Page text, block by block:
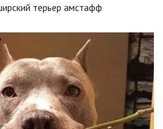
терьер амстафф